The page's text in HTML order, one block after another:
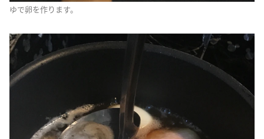
ゆで卵を作ります。